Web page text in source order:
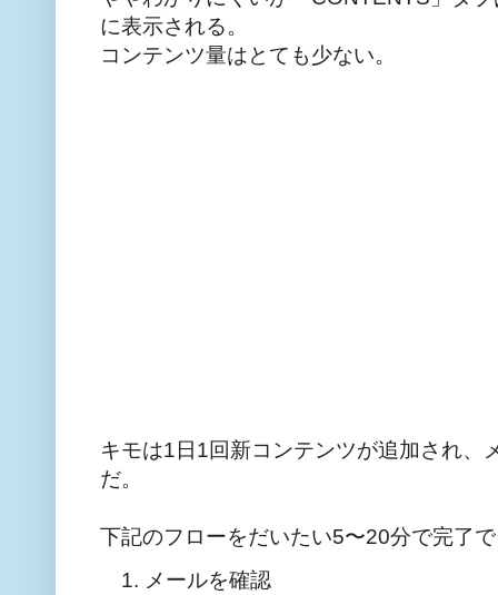
に表示される。
コンテンツ量はとても少ない。
キモは1日1回新コンテンツが追加され、
だ。
下記のフローをだいたい5〜20分で完了
メールを確認